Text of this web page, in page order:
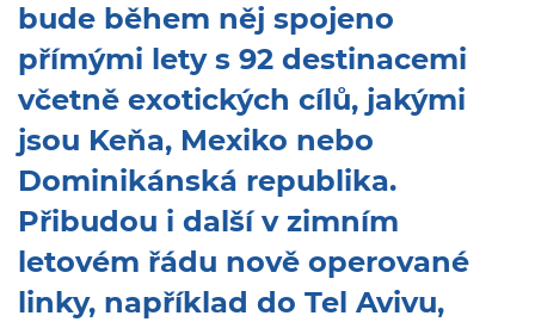
bude během něj spojeno
přímými lety s 92 destinacemi
včetně exotických cílů, jakými
jsou Keňa, Mexiko nebo
Dominikánská republika.
Přibudou i další v zimním
letovém řádu nově operované
linky, například do Tel Avivu,